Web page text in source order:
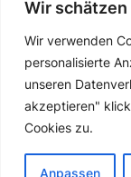
Wir
Wir verwenden
personalisierte
unseren
akzeptieren"
Cookies zu.
Anpassen